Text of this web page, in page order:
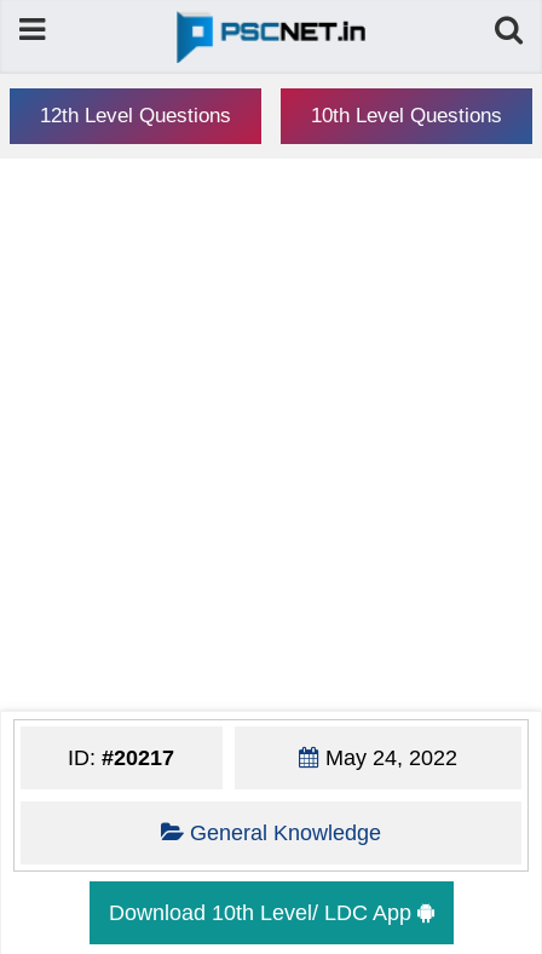
12th Level Questions 10th Level Questions
ID:#20217 May 24, 2022
General Knowledge
Download 10th Level/ LDC App